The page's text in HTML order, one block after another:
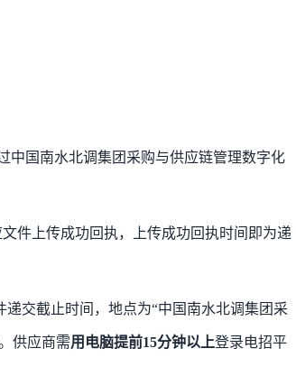
中国南水北调集团采购与供应链管理数字化
件上传成功回执，上传成功回执时间即为递
交截止时间，地点为“中国南水北调集团采
供应商需用电脑提前15分钟以上登录电招平